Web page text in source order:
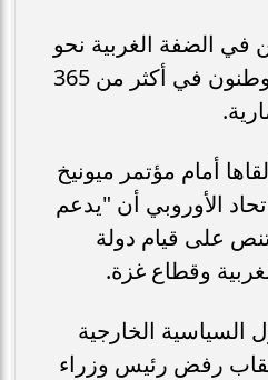
في الضفة الغربية نحو
750 ألف مستعمر يستوطنون في أكثر من 365
أمام مؤتمر ميونيخ
الأوروبي أن "يدعم
تنص على قيام دولة
وقطاع غزة.
الخارجية
رفض رئيس وزراء